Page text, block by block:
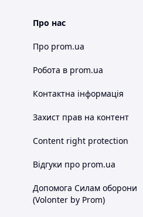
Про нас
Про prom.ua
Робота в prom.ua
Контактна інформація
Захист прав на контент
Content right protection
Відгуки про prom.ua
Допомога Силам оборони
(Volonter by Prom)